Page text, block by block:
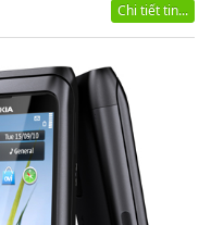
Chi tiết tin...